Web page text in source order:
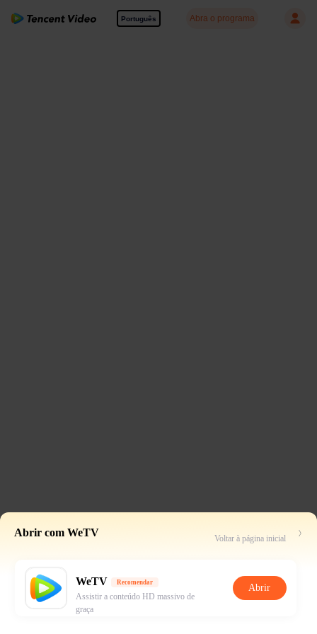
Português Abra o programa
Abrir com WeTV Voltar à página inicial
WeTV Recomendar
Assistir a conteúdo HD massivo de
graça
Abrir